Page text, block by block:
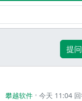
提
攀越软件 今天 11:04